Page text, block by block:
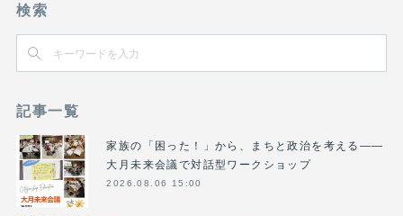
検索
記事一覧
家族の「困った！」から、まちと政治を考える――
大月未来会議で対話型ワークショップ
2026.08.06 15:00